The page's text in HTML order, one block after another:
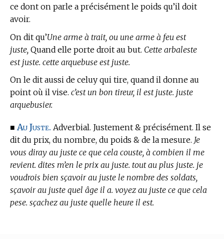
ce dont on parle a précisément le poids qu’il doit
avoir.
On dit qu’Une arme à trait, ou une arme à feu est
juste, Quand elle porte droit au but. Cette arbaleste
est juste. cette arquebuse est juste.
On le dit aussi de celuy qui tire, quand il donne au
point où il vise. c’est un bon tireur, il est juste. juste
arquebusier.
■Au Juste. Adverbial. Justement & précisément. Il se
dit du prix, du nombre, du poids & de la mesure. Je
vous diray au juste ce que cela couste, à combien il me
revient. dites m’en le prix au juste. tout au plus juste. je
voudrois bien sçavoir au juste le nombre des soldats,
sçavoir au juste quel âge il a. voyez au juste ce que cela
pese. sçachez au juste quelle heure il est.